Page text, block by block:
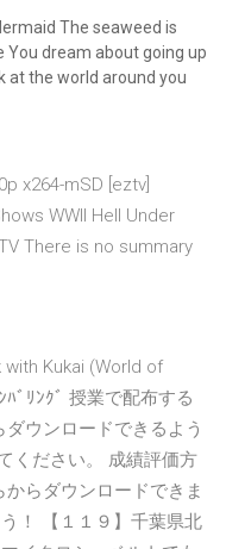
The seaweed is
You dream about going up
at the world around you
x264-mSD [eztv]
WWII Hell Under
There is no summary
Kukai (World of
ﾞﾘﾝｸﾞ 授業で配布する
ウンロードできるよう
ください。 成績評価方
らダウンロードできま
！ 【１１９】千葉県北